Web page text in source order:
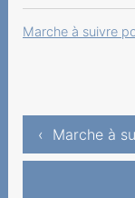
Marche à suivre
‹ Marche à